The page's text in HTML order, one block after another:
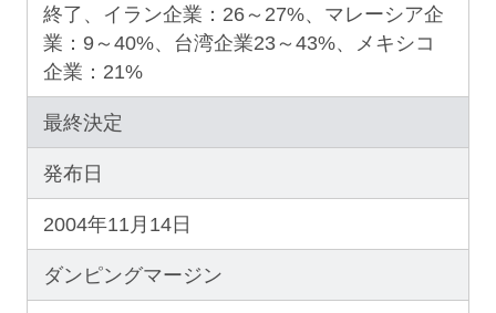
終了、イラン企業：26～27%、マレーシア企
業：9～40%、台湾企業23～43%、メキシコ
企業：21%
最終決定
発布日
2004年11月14日
ダンピングマージン